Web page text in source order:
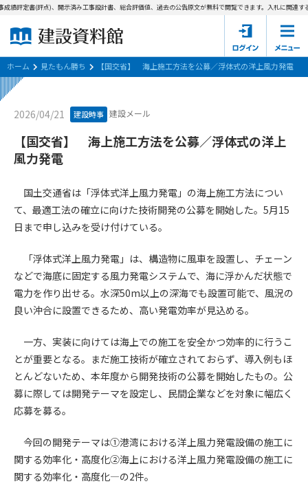
建設資料館とは
会員登録について
サポーター会員一覧
会社概要 お問い合わせ
個人情報保護方針
会員規約
評定書(評点)、開示済み工事設計書、総合評価値、過去の公告原文が無料で閲覧できます。入札に関連する
ホーム 見たもん勝ち 【国交省】 海上施工方法を公募／浮体式の洋上風力発電
2026/04/21 建設時事 建設メール
【国交省】 海上施工方法を公募／浮体式の洋上
風力発電
国土交通省は「浮体式洋上風力発電」の海上施工方法につい
て、最適工法の確立に向けた技術開発の公募を開始した。5月15
日まで申し込みを受け付けている。
「浮体式洋上風力発電」は、構造物に風車を設置し、チェーン
などで海底に固定する風力発電システムで、海に浮かんだ状態で
電力を作り出せる。水深50m以上の深海でも設置可能で、風況の
良い沖合に設置できるため、高い発電効率が見込める。
一方、実装に向けては海上での施工を安全かつ効率的に行うこ
とが重要となる。まだ施工技術が確立されておらず、導入例もほ
とんどないため、本年度から開発技術の公募を開始したもの。公
募に際しては開発テーマを設定し、民間企業などを対象に幅広く
応募を募る。
今回の開発テーマは①港湾における洋上風力発電設備の施工に
関する効率化・高度化②海上における洋上風力発電設備の施工に
関する効率化・高度化―の2件。
パスワードの再発行
第1条（規約の目的）
会員サービスの利用条件等について定めるものです。
2. 管理者が建設資料館WEB上で随時掲載するルールは本規約の
一部を構成するものとします。
第2条（規約の変更）
本規約は、会員の了承を得ることなく、随時変更されることが
あります。変更内容は、建設資料館WEB上に表示した時点で直
ちに全ての会員が了承したものとみなします。
第4条（会員審査および資格の取り消し）
会員とは、本規約を承諾の上、所定の会員申込手続きを完了
後、管理者がこれを承認した者をいいます。
第4条（会員の定義と登録）
1. 管理者は前条により審査の結果、会員申込みをした者が以下
員としての権限を承認しないことがあります。
(1) 会員申し込みをした者が実在しなかった場合
(2) 本規約に違反した場合/li>